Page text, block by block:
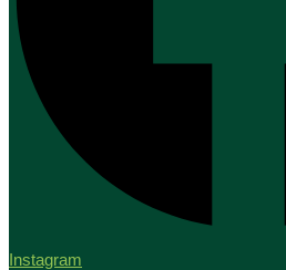
Instagram